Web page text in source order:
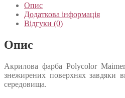
Опис
Додаткова інформація
Відгуки (0)
Опис
Акрилова фарба Polycolor
знежирених поверхнях завдяки
середовища.